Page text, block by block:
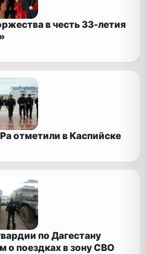
в честь 33-летия
отметили в Каспийске
по Дагестану
о поездках в зону СВО